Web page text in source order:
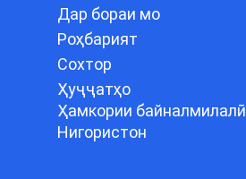
Дар бораи мо
Роҳбарият
Сохтор
Ҳуҷҷатҳо
Ҳамкории байналмилалӣ
Нигористон